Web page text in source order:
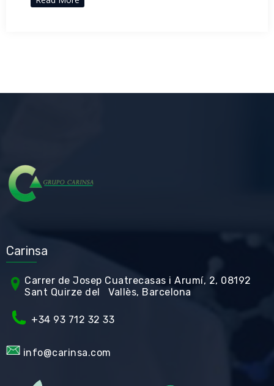
Carinsa
Carrer de Josep Cuatrecasas i Arumí, 2, 08192
Sant Quirze del Vallès, Barcelona
+34 93 712 32 33
info@carinsa.com